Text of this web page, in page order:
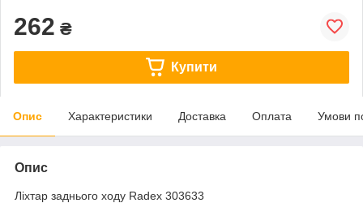
262 ₴
Купити
Опис Характеристики Доставка Оплата Умови
Опис
Ліхтар заднього ходу Radex 303633